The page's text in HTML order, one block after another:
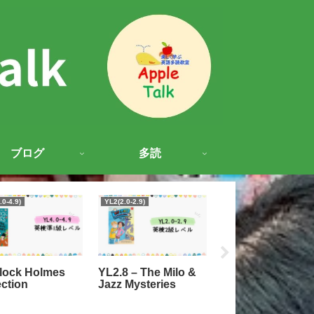
ブログ 多読
4.9)
Holmes
YL2(2.0-2.9)
YL2.8 – The Milo &
Jazz Mysteries
YL3(3.0-3.9)
YL3 – The
Confection